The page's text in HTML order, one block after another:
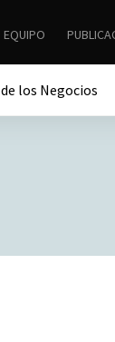
EQUIPO
los Negocios